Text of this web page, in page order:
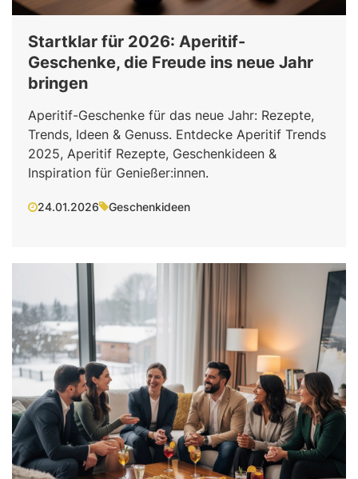
Startklar für 2026: Aperitif-
Geschenke, die Freude ins neue Jahr
bringen
Aperitif-Geschenke für das neue Jahr: Rezepte,
Trends, Ideen & Genuss. Entdecke Aperitif Trends
2025, Aperitif Rezepte, Geschenkideen &
Inspiration für Genießer:innen.
24.01.2026 Geschenkideen